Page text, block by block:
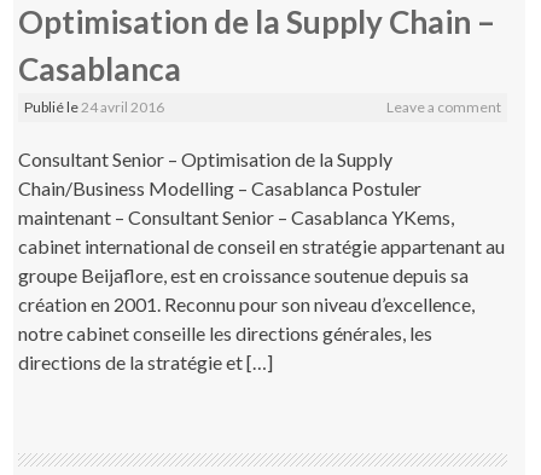
Optimisation de la Supply Chain –
Casablanca
Publié le 24 avril 2016 Leave a comment
Consultant Senior – Optimisation de la Supply
Chain/Business Modelling – Casablanca Postuler
maintenant – Consultant Senior – Casablanca YKems,
cabinet international de conseil en stratégie appartenant au
groupe Beijaflore, est en croissance soutenue depuis sa
création en 2001. Reconnu pour son niveau d’excellence,
notre cabinet conseille les directions générales, les
directions de la stratégie et […]